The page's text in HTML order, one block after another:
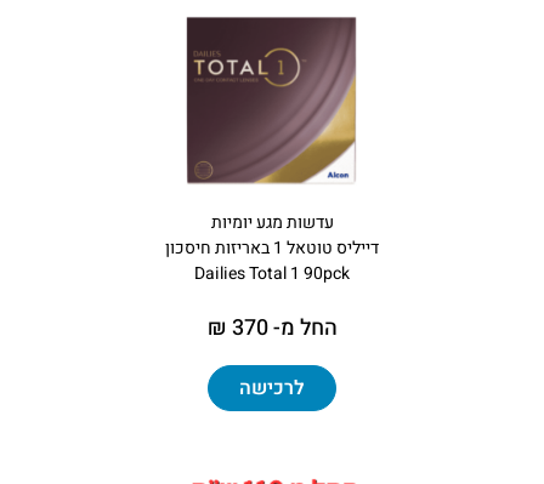
עדשות מגע יומיות
דייליס טוטאל 1 באריזות חיסכון
Dailies Total 1 90pck
החל מ- 370 ₪
לרכישה